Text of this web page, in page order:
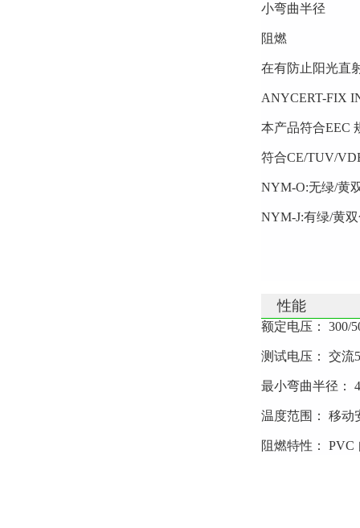
小弯曲半径
阻燃
在有防止阳光直
ANYCERT-FIX
本产品符合EEC
符合CE/TUV/
NYM-O:无绿/黄
NYM-J:有绿/黄
性能
额定电压： 300/
测试电压： 交流
最小弯曲半径：
温度范围： 移
阻燃特性： PVC